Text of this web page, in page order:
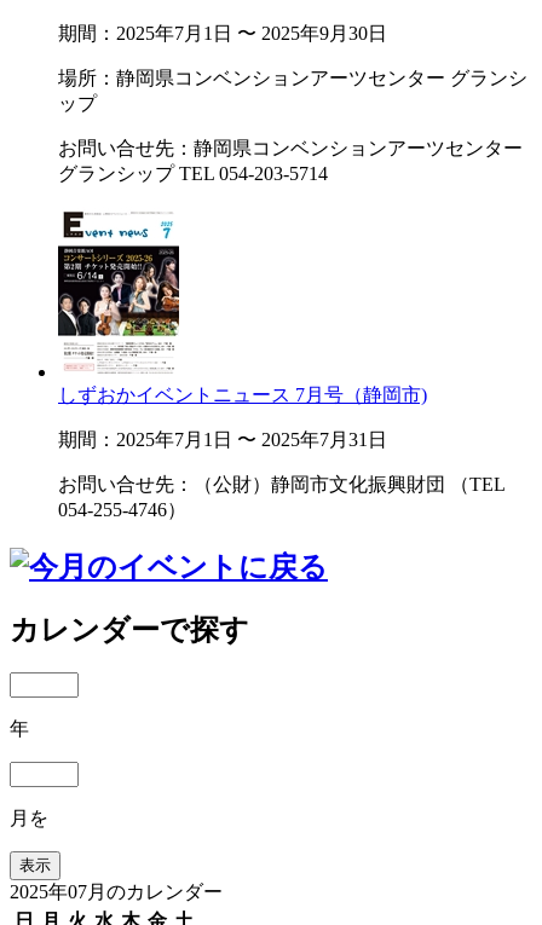
期間：2025年7月1日 〜 2025年9月30日
場所：静岡県コンベンションアーツセンター グランシ
ップ
お問い合せ先：静岡県コンベンションアーツセンター
グランシップ TEL 054-203-5714
しずおかイベントニュース 7月号（静岡市)
期間：2025年7月1日 〜 2025年7月31日
お問い合せ先：（公財）静岡市文化振興財団 （TEL
054-255-4746）
カレンダーで探す
年
月を
2025年07月のカレンダー